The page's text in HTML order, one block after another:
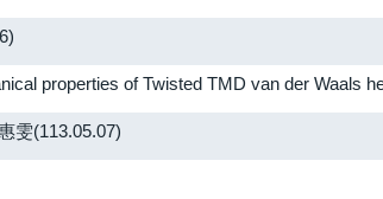
properties of Twisted TMD van der Waals
雯(113.05.07)